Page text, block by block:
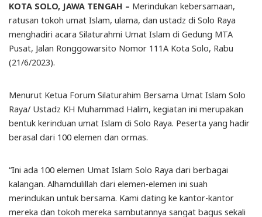
KOTA SOLO, JAWA TENGAH – Merindukan kebersamaan,
ratusan tokoh umat Islam, ulama, dan ustadz di Solo Raya
menghadiri acara Silaturahmi Umat Islam di Gedung MTA
Pusat, Jalan Ronggowarsito Nomor 111A Kota Solo, Rabu
(21/6/2023).
Menurut Ketua Forum Silaturahim Bersama Umat Islam Solo
Raya/ Ustadz KH Muhammad Halim, kegiatan ini merupakan
bentuk kerinduan umat Islam di Solo Raya. Peserta yang hadir
berasal dari 100 elemen dan ormas.
“Ini ada 100 elemen Umat Islam Solo Raya dari berbagai
kalangan. Alhamdulillah dari elemen-elemen ini suah
merindukan untuk bersama. Kami dating ke kantor-kantor
mereka dan tokoh mereka sambutannya sangat bagus sekali